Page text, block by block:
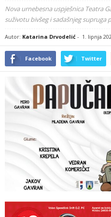
Nova urnebesna uspješnica Teatra
suživotu bivšeg i sadašnjeg supruga
Autor: Katarina Drvodelić - 1. lipnja
Facebook Twitter